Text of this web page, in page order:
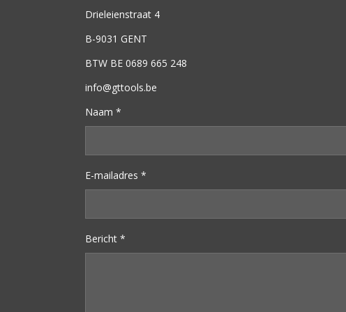
Drieleienstraat 4
B-9031 GENT
BTW BE 0689 665 248
info@gttools.be
Naam *
E-mailadres *
Bericht *